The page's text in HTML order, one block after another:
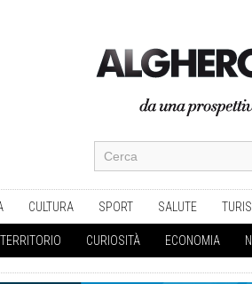
CULTURA SPORT SALUTE
CURIOSITÀ ECONOMIA